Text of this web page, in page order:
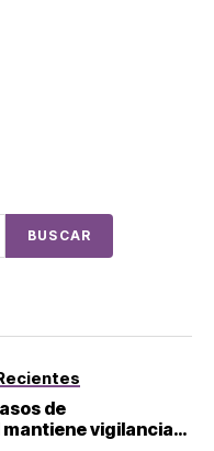
BUSCAR
de
vigilancia